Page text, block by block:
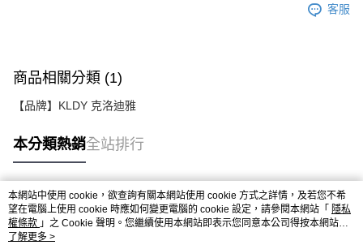
客服
商品相關分類 (1)
【品牌】KLDY 克洛迪雅
本分類熱銷全站排行
熱門標籤
本網站中使用 cookie，欲查詢有關本網站使用 cookie 方式之詳情，及若您不希
望在電腦上使用 cookie 時應如何變更電腦的 cookie 設定，請參閱本網站「 隱私
權條款 」之 Cookie 聲明。您繼續使用本網站即表示您同意本公司得按本網站使
用條款之 Cookie 聲明使用 cookie。
了解更多 >